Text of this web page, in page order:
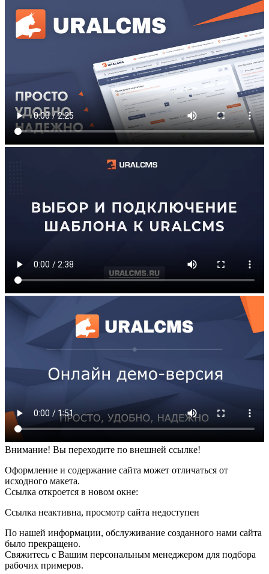
Внимание! Вы переходите по внешней ссылке!
Оформление и содержание сайта может отличаться от
исходного макета.
Ссылка откроется в новом окне:
Ссылка неактивна, просмотр сайта недоступен
По нашей информации, обслуживание созданного нами сайта
было прекращено.
Свяжитесь с Вашим персональным менеджером для подбора
рабочих примеров.